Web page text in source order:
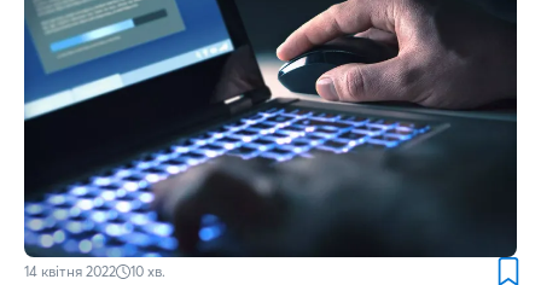
14 квітня 2022 10 хв.